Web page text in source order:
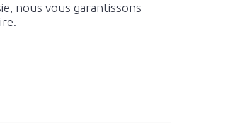
nous vous garantissons